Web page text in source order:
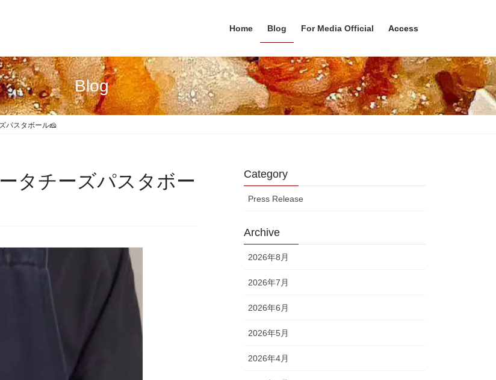
Home Blog For Media Official Access
Blog
パスタボール🧀
タチーズパスタボー
Category
Press Release
Archive
2026年8月
2026年7月
2026年6月
2026年5月
2026年4月